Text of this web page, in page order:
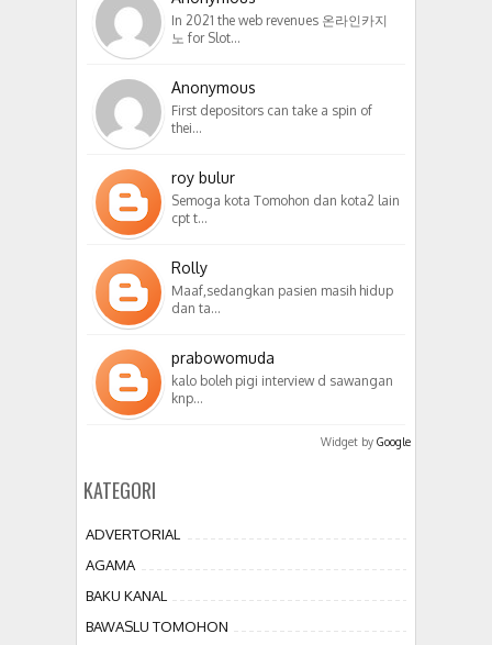
In 2021 the web revenues 온라인카지
노 for Slot…
Anonymous
First depositors can take a spin of
thei…
roy bulur
Semoga kota Tomohon dan kota2 lain
cpt t…
Rolly
Maaf,sedangkan pasien masih hidup
dan ta…
prabowomuda
kalo boleh pigi interview d sawangan
knp…
Widget by Google
KATEGORI
ADVERTORIAL
AGAMA
BAKU KANAL
BAWASLU TOMOHON